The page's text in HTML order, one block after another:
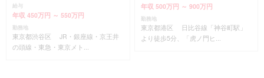
給与
年収 450万円 ～ 550万円
勤務地
東京都渋谷区 JR・銀座線・京王井
の頭線・東急・東京メト...
年収 500万円 ～ 900万円
勤務地
東京都港区 日比谷線「神谷町駅」
より徒歩5分、「虎ノ門ヒ...